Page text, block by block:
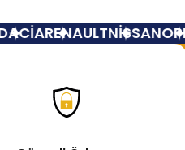
RENAULTNİSSANOPEL